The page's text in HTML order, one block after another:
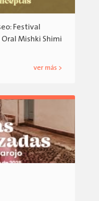
Festival
Mishki Shimi
ver más >